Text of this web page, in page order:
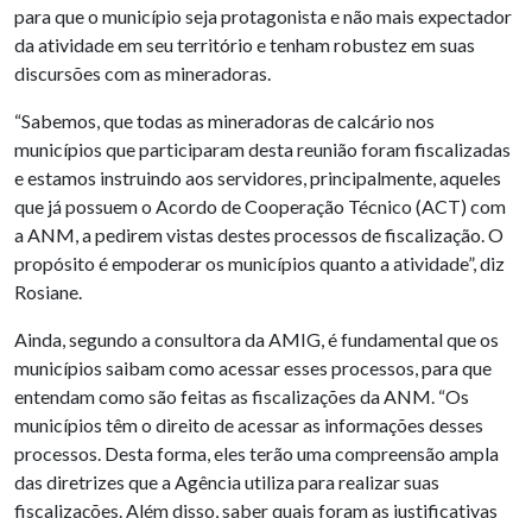
para que o município seja protagonista e não mais expectador
da atividade em seu território e tenham robustez em suas
discursões com as mineradoras.
“Sabemos, que todas as mineradoras de calcário nos
municípios que participaram desta reunião foram fiscalizadas
e estamos instruindo aos servidores, principalmente, aqueles
que já possuem o Acordo de Cooperação Técnico (ACT) com
a ANM, a pedirem vistas destes processos de fiscalização. O
propósito é empoderar os municípios quanto a atividade”, diz
Rosiane.
Ainda, segundo a consultora da AMIG, é fundamental que os
municípios saibam como acessar esses processos, para que
entendam como são feitas as fiscalizações da ANM. “Os
municípios têm o direito de acessar as informações desses
processos. Desta forma, eles terão uma compreensão ampla
das diretrizes que a Agência utiliza para realizar suas
fiscalizações. Além disso, saber quais foram as justificativas